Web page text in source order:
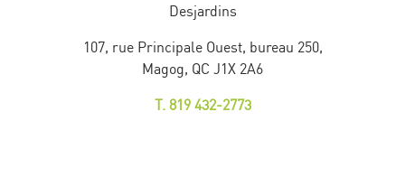
Desjardins
107, rue Principale Ouest, bureau 250,
Magog, QC J1X 2A6
T. 819 432-2773